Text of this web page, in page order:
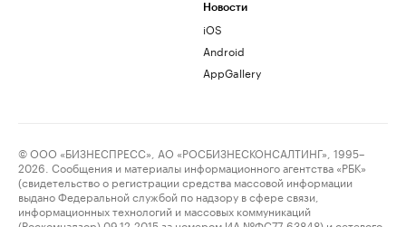
Новости
iOS
Android
AppGallery
© ООО «БИЗНЕСПРЕСС», АО «РОСБИЗНЕСКОНСАЛТИНГ», 1995–
2026. Сообщения и материалы информационного агентства «РБК»
(свидетельство о регистрации средства массовой информации
выдано Федеральной службой по надзору в сфере связи,
информационных технологий и массовых коммуникаций